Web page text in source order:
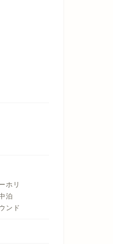
ホリ
泊
ンド